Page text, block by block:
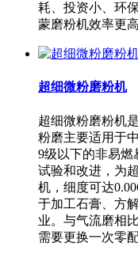
耗、投资小、环
蒙磨粉机效率更高
超细微粉磨粉机
超细微粉磨粉机
粉磨主要适用于
9级以下的非易燃
试验和改进，为
机，细度可达
于加工石膏、方
业。与气流磨相
需要更换一次零